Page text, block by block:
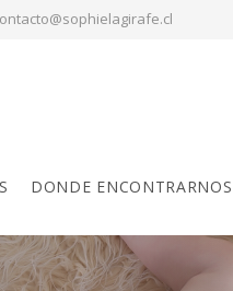
DONDE ENCONTRARNOS